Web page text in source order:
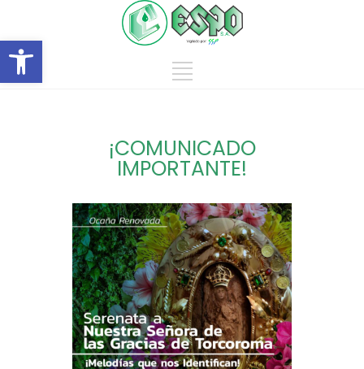
Abrir barra de herramientas
¡COMUNICADO
IMPORTANTE!